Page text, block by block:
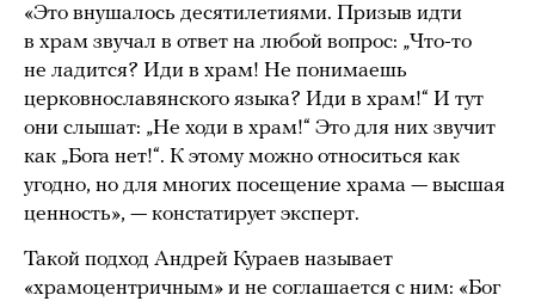
«Это внушалось десятилетиями. Призыв идти
в храм звучал в ответ на любой вопрос: „Что-то
не ладится? Иди в храм! Не понимаешь
церковнославянского языка? Иди в храм!“ И тут
они слышат: „Не ходи в храм!“ Это для них звучит
как „Бога нет!“. К этому можно относиться как
угодно, но для многих посещение храма — высшая
ценность», — констатирует эксперт.
Такой подход Андрей Кураев называет
«храмоцентричным» и не соглашается с ним: «Бог